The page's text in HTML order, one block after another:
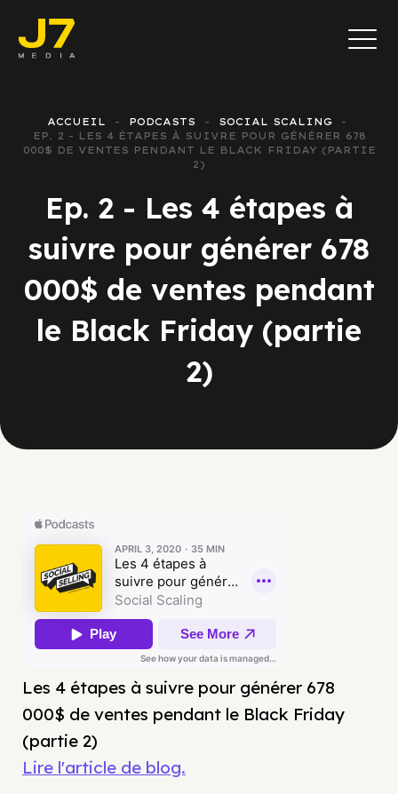
ACCUEIL PODCASTS
SOCIAL SCALING
EP. 2 - LES 4 ÉTAPES À SUIVRE POUR GÉNÉRER 678
000$ DE VENTES PENDANT LE BLACK FRIDAY (PARTIE
2)
Ep. 2 - Les 4 étapes à
suivre pour générer 678
000$ de ventes pendant
le Black Friday (partie
2)
Les 4 étapes à suivre pour générer 678
000$ de ventes pendant le Black Friday
(partie 2)
Lire l'article de blog.